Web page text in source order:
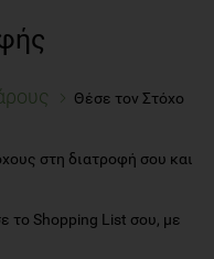
Θέσε τον Στόχο
στη διατροφή σου και
το Shopping List σου, με